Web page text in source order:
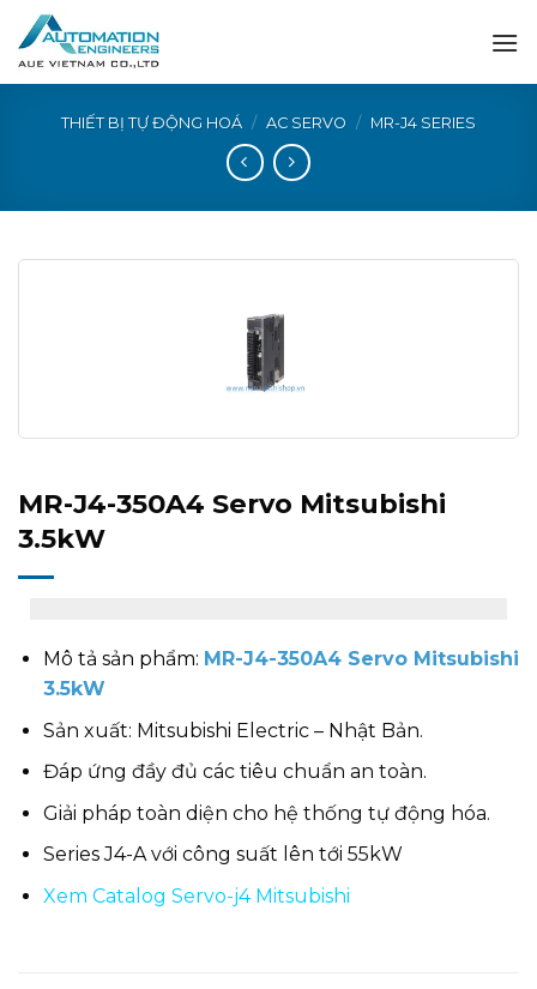
Skip
to
content
THIẾT BỊ TỰ ĐỘNG HOÁ / AC SERVO / MR-J4 SERIES
MR-J4-350A4 Servo Mitsubishi
3.5kW
Mô tả sản phẩm: MR-J4-350A4 Servo Mitsubishi
3.5kW
Sản xuất: Mitsubishi Electric – Nhật Bản.
Đáp ứng đầy đủ các tiêu chuẩn an toàn.
Giải pháp toàn diện cho hệ thống tự động hóa.
Series J4-A với công suất lên tới 55kW
Xem Catalog Servo-j4 Mitsubishi